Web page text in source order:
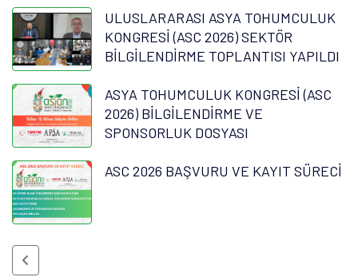
ULUSLARARASI ASYA TOHUMCULUK
KONGRESİ (ASC 2026) SEKTÖR
BİLGİLENDİRME TOPLANTISI YAPILDI
ASYA TOHUMCULUK KONGRESİ (ASC
2026) BİLGİLENDİRME VE
SPONSORLUK DOSYASI
ASC 2026 BAŞVURU VE KAYIT SÜRECİ